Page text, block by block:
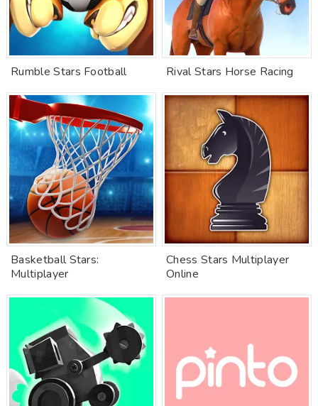
Rumble Stars Football Rival Stars Horse Racing
Basketball Stars:
Multiplayer
Chess Stars Multiplayer
Online